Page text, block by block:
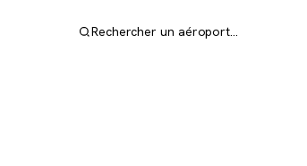
Rechercher un aéroport…